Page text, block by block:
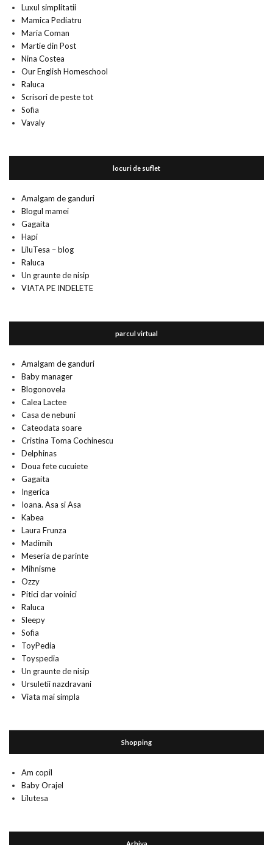
Luxul simplitatii
Mamica Pediatru
Maria Coman
Martie din Post
Nina Costea
Our English Homeschool
Raluca
Scrisori de peste tot
Sofia
Vavaly
locuri de suflet
Amalgam de ganduri
Blogul mamei
Gagaita
Hapi
LiluTesa – blog
Raluca
Un graunte de nisip
VIATA PE INDELETE
parcul virtual
Amalgam de ganduri
Baby manager
Blogonovela
Calea Lactee
Casa de nebuni
Cateodata soare
Cristina Toma Cochinescu
Delphinas
Doua fete cucuiete
Gagaita
Ingerica
Ioana. Asa si Asa
Kabea
Laura Frunza
Madimih
Meseria de parinte
Mihnisme
Ozzy
Pitici dar voinici
Raluca
Sleepy
Sofia
ToyPedia
Toyspedia
Un graunte de nisip
Ursuletii nazdravani
Viata mai simpla
Shopping
Am copil
Baby Orajel
Lilutesa